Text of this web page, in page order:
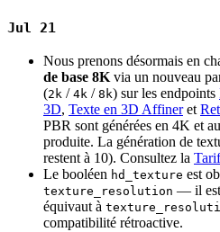
Jul 21
Nous prenons désormais en
de base 8K via un nouveau
(2k / 4k / 8k) sur les endpoints
3D, Texte en 3D Affineret
PBR sont générées en 4K et
produite. La génération de
restent à 10). Consultez la
Le booléen hd_texture est
texture_resolution — il est
équivaut à
compatibilité rétroactive.